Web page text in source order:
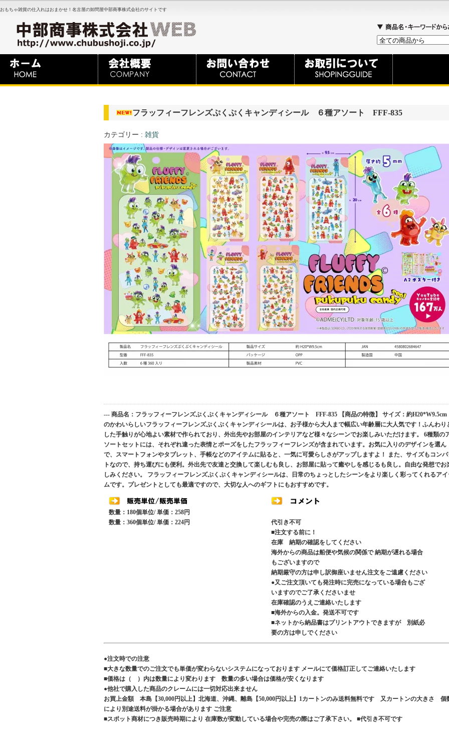
おもちゃ雑貨の仕入れはおまかせ！名古屋の卸問屋中部商事株式会社のサイトです
フラッフィーフレンズぷくぷくキャンディシール ６種アソート FFF-835
カテゴリー : 雑貨
--- 商品名：フラッフィーフレンズぷくぷくキャンディシール ６種アソート FFF-835 【商品の特徴】 サイズ：約H20*W9.5cm
のかわいらしいフラッフィーフレンズぷくぷくキャンディシールは、お子様から大人まで幅広い年齢層に大人気です！ふんわり
した手触りが心地よい素材で作られており、外出先やお部屋のインテリアなど様々なシーンでお楽しみいただけます。 6種類の
ソートセットには、それぞれ違った表情とポーズをしたフラッフィーフレンズが含まれています。お気に入りのデザインを選ん
で、スマートフォンやタブレット、手帳などのアイテムに貼ると、一気に可愛らしさがアップしますよ！ また、サイズもコン
トなので、持ち運びにも便利。外出先で友達と交換して楽しむも良し、お部屋に貼って癒やしを感じるも良し。自由な発想でお
しみください。 フラッフィーフレンズぷくぷくキャンディシールは、日常のちょっとしたシーンをより楽しく彩ってくれるア
ムです。プレゼントとしても最適ですので、大切な人へのギフトにもおすすめです。
数量：180個単位/ 単価：258円
数量：360個単位/ 単価：224円
代引き不可
■注文する前に！
在庫 納期の確認をしてください
海外からの商品は船便や気候の関係で 納期が遅れる場合
もございますので
納期厳守の方は申し訳御座いません注文をご遠慮ください
●又ご注文頂いても発注時に完売になっている場合もござ
いますのでご了承くださいませ
在庫確認のうえご連絡いたします
■海外からの入金。発送不可です
■ネットから納品書はプリントアウトできますが 別紙必
要の方は申しでください
●注文時での注意
■大きな数量でのご注文でも単価が変わらないシステムになっております メールにて価格訂正してご連絡いたします
■価格は（ ）内は数量により変わります 数量の多い場合は価格が安くなります
●他社で購入した商品のクレームには一切対応出来ません
お買上金額 本島【30,000円以上】北海道、沖縄、離島【50,000円以上】1カートンのみ送料無料です 又カートンの大きさ 個
により別途送料が掛かる場合があります ご注意
■スポット商材につき販売時期により 在庫数が変動している場合や完売の際はご了承下さい。 ■代引き不可です